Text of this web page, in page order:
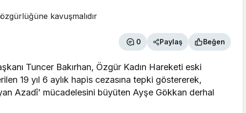
0 Paylaş Beğen
Tuncer Bakırhan, Özgür Kadın Hareketi eski
19 yıl 6 aylık hapis cezasına tepki göstererek,
Azadî’ mücadelesini büyüten Ayşe Gökkan derhal